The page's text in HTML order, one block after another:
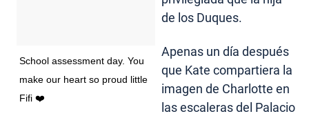
School assessment day. You
make our heart so proud little
Fifi ❤️
de los Duques.
Apenas un día después
que Kate compartiera la
imagen de Charlotte en
las escaleras del Palacio